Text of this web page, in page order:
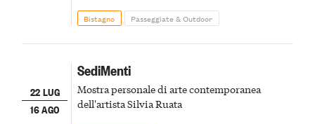
Bistagno Passeggiate & Outdoor
22 LUG
16 AGO
SediMenti
Mostra personale di arte contemporanea
dell'artista Silvia Ruata